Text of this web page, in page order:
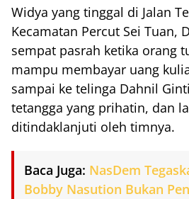
Widya yang tinggal di Jalan
Kecamatan Percut Sei Tuan,
sempat pasrah ketika orang
mampu membayar uang
sampai ke telinga Dahnil
tetangga yang prihatin, dan
ditindaklanjuti oleh timnya.
Baca Juga: NasDem
Bobby Nasution Bukan